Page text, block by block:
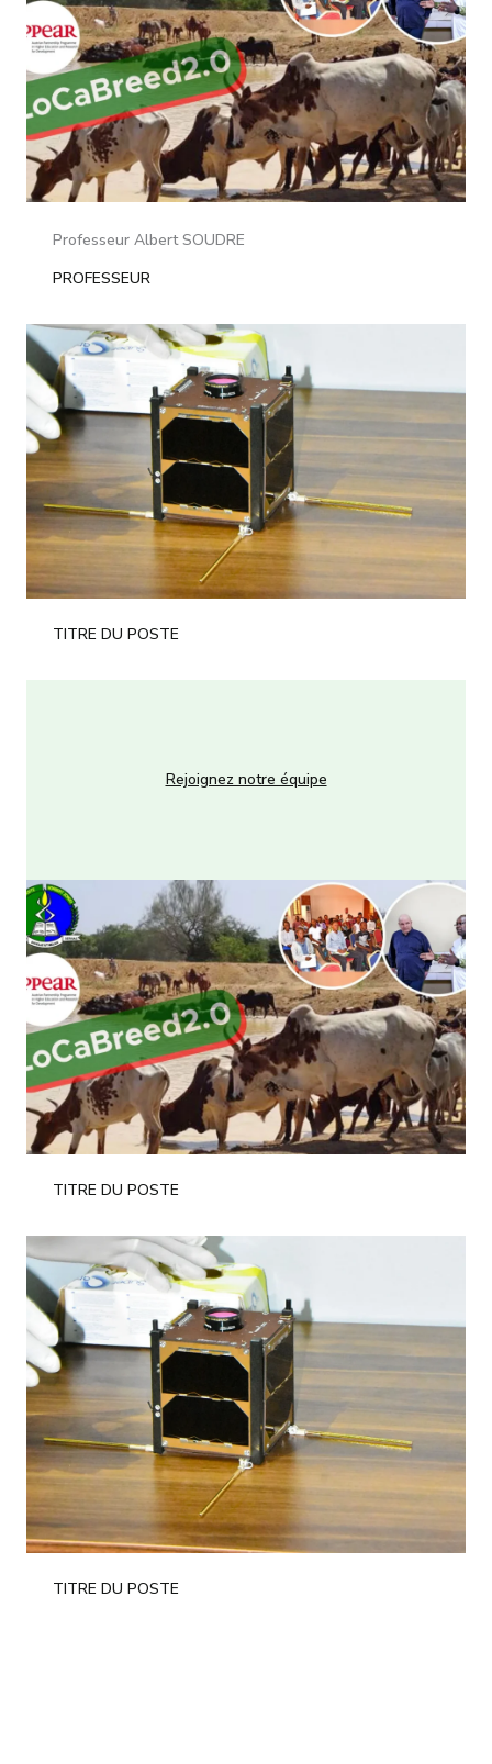
Professeur Albert SOUDRE
PROFESSEUR
TITRE DU POSTE
Rejoignez notre équipe
TITRE DU POSTE
TITRE DU POSTE